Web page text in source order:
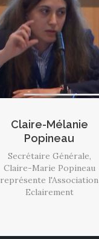
Claire-Mélanie
Popineau
Secrétaire Générale,
Claire-Marie Popineau
représente l'Association
Eclairement